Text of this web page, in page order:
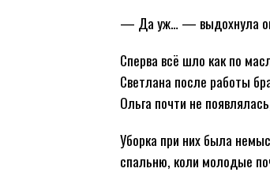
— Да уж… — выдохнула
Сперва всё шло как по
Светлана после работы
Ольга почти не
Уборка при них была
спальню, коли молодые